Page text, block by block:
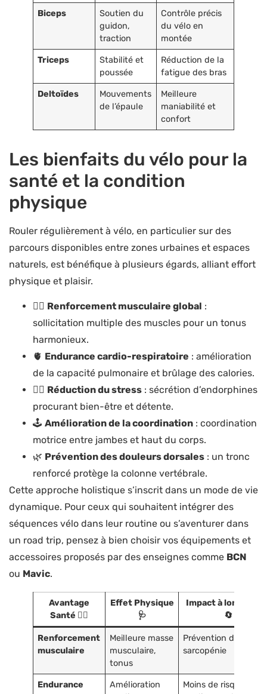
Biceps
Soutien du
guidon,
traction
Contrôle précis
du vélo en
montée
Triceps
Stabilité et
poussée
Réduction de la
fatigue des bras
Deltoïdes
Mouvements
de l’épaule
Meilleure
maniabilité et
confort
Les bienfaits du vélo pour la
santé et la condition
physique
Rouler régulièrement à vélo, en particulier sur des
parcours disponibles entre zones urbaines et espaces
naturels, est bénéfique à plusieurs égards, alliant effort
physique et plaisir.
❤️‍🔥 Renforcement musculaire global :
sollicitation multiple des muscles pour un tonus
harmonieux.
🫀 Endurance cardio-respiratoire : amélioration
de la capacité pulmonaire et brûlage des calories.
🧘‍♀️ Réduction du stress : sécrétion d’endorphines
procurant bien-être et détente.
🕹️ Amélioration de la coordination : coordination
motrice entre jambes et haut du corps.
🌿 Prévention des douleurs dorsales : un tronc
renforcé protège la colonne vertébrale.
Cette approche holistique s’inscrit dans un mode de vie
dynamique. Pour ceux qui souhaitent intégrer des
séquences vélo dans leur routine ou s’aventurer dans
un road trip, pensez à bien choisir vos équipements et
accessoires proposés par des enseignes comme BCN
ou Mavic.
Avantage
Santé 🚴‍♀️
Effet Physique
🩺
Impact à long
🔄
Renforcement
musculaire
Meilleure masse
musculaire,
tonus
Prévention de la
sarcopénie
Endurance
Amélioration
Moins de risques